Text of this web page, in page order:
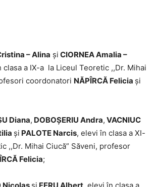
– Alina și CIORNEA Amalia –
clasa a IX-a la Liceul Teoretic ,,Dr. Mihai
coordonatori NĂPÎRCĂ Felicia și
Diana, DOBOȘERIU Andra, VACNIUC
și PALOTE Narcis, elevi în clasa a XI-
,,Dr. Mihai Ciucă” Săveni, profesor
Felicia;